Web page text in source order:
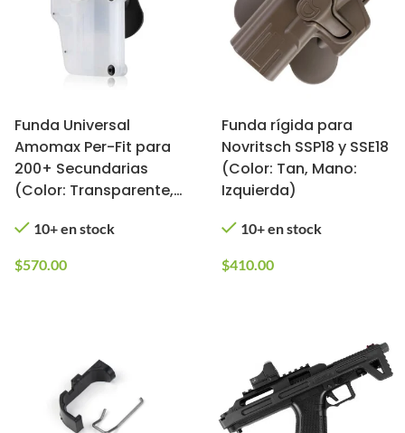
Funda Universal
Amomax Per-Fit para
200+ Secundarias
(Color: Transparente,
10+ en stock
$570.00
Funda rígida para
Novritsch SSP18 y SSE18
(Color: Tan, Mano:
Izquierda)
10+ en stock
$410.00